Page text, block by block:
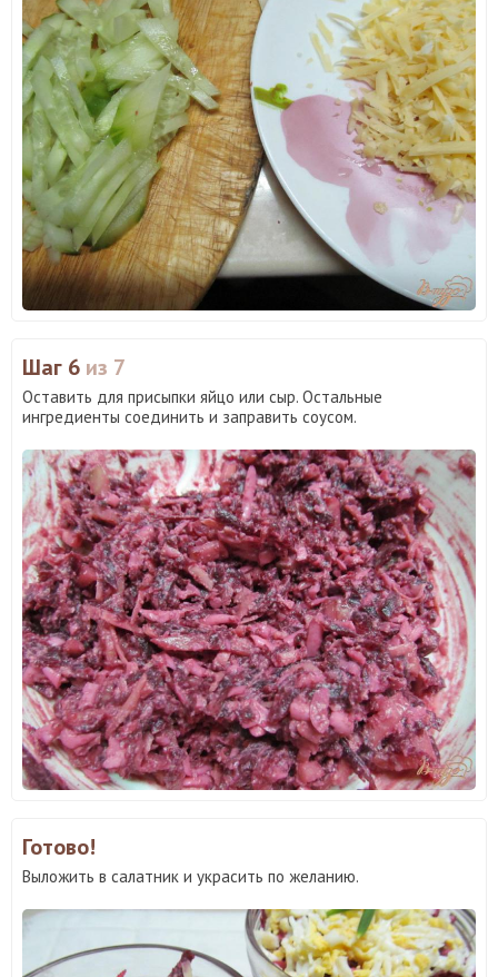
Шаг 6 из 7
Оставить для присыпки яйцо или сыр. Остальные
ингредиенты соединить и заправить соусом.
Готово!
Выложить в салатник и украсить по желанию.